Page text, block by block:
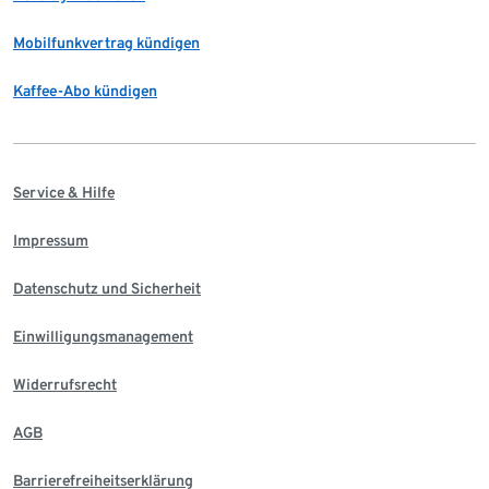
Mobilfunkvertrag kündigen
Kaffee-Abo kündigen
Service & Hilfe
Impressum
Datenschutz und Sicherheit
Einwilligungsmanagement
Widerrufsrecht
AGB
Barrierefreiheitserklärung